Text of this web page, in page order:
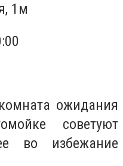
1м
ожидания
советуют
во избежание